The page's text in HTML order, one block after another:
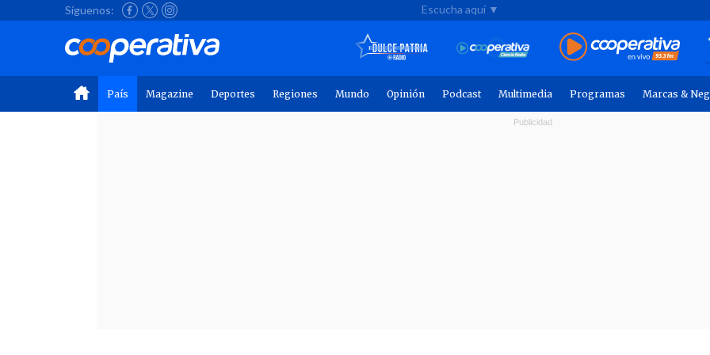
Síguenos: Escucha aquí ▼
País Magazine Deportes Regiones Mundo Opinión Podcast Multimedia Programas Marcas &